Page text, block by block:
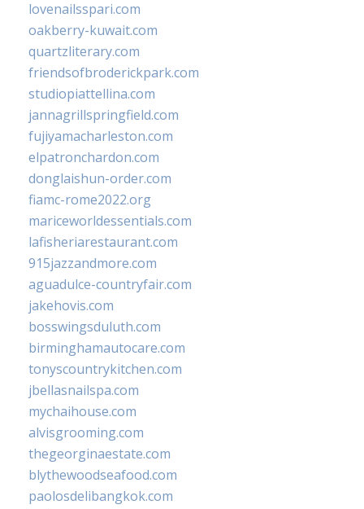
lovenailsspari.com
oakberry-kuwait.com
quartzliterary.com
friendsofbroderickpark.com
studiopiattellina.com
jannagrillspringfield.com
fujiyamacharleston.com
elpatronchardon.com
donglaishun-order.com
fiamc-rome2022.org
mariceworldessentials.com
lafisheriarestaurant.com
915jazzandmore.com
aguadulce-countryfair.com
jakehovis.com
bosswingsduluth.com
birminghamautocare.com
tonyscountrykitchen.com
jbellasnailspa.com
mychaihouse.com
alvisgrooming.com
thegeorginaestate.com
blythewoodseafood.com
paolosdelibangkok.com